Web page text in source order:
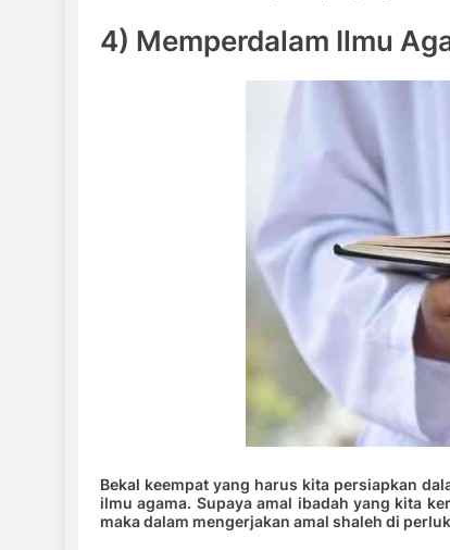
4) Memperdalam Ilmu
Bekal keempat yang harus kita persiapkan
ilmu agama. Supaya amal ibadah yang kita
maka dalam mengerjakan amal shaleh di